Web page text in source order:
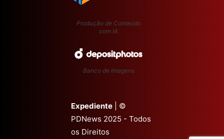
Produção de Conteúdo
com IA
Banco de Imagens
Expediente | ©
PDNews 2025 - Todos
os Direitos